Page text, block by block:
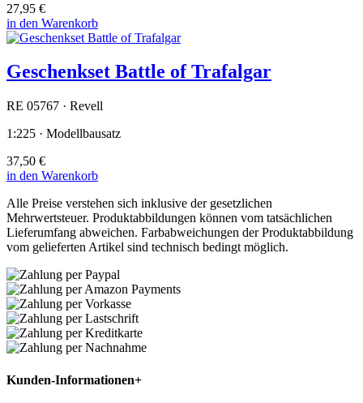
27,95 €
in den Warenkorb
Geschenkset Battle of Trafalgar
RE 05767 · Revell
1:225 · Modellbausatz
37,50 €
in den Warenkorb
Alle Preise verstehen sich inklusive der gesetzlichen
Mehrwertsteuer. Produktabbildungen können vom tatsächlichen
Lieferumfang abweichen. Farbabweichungen der Produktabbildung
vom gelieferten Artikel sind technisch bedingt möglich.
Kunden-Informationen+